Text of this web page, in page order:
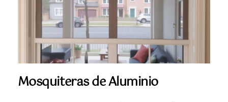
Mosquiteras de Aluminio